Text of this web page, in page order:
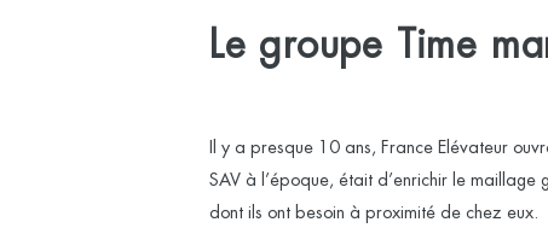
Le groupe Time
Il y a presque 10 ans, France Elévateur
SAV à l’époque, était d’enrichir le
dont ils ont besoin à proximité de chez eux.